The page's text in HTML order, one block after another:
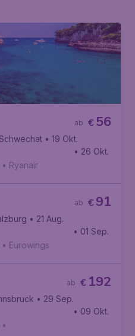
€56
ab
• 19 Okt.
de Mallorca
• 26 Okt.
• Ryanair
€91
ab
• 21 Aug.
de Mallorca
• 01 Sep.
• Eurowings
€ 192
ab
• 29 Sep.
de Mallorca
• 09 Okt.
•